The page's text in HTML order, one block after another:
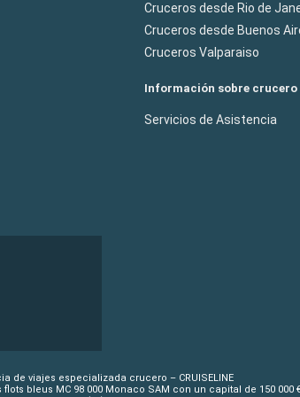
Cruceros desde Rio de
Cruceros desde Buenos
Cruceros Valparaiso
Información sobre crucero
Servicios de Asistencia
de viajes especializada crucero – CRUISELINE
bleus MC 98 000 Monaco SAM con un capital de 150 000